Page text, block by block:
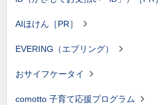
AIほけん［PR］
EVERING（エブリング）
おサイフケータイ
comotto 子育て応援プログラム